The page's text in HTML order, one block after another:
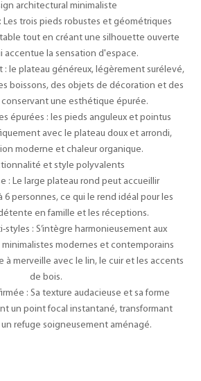
architectural minimaliste
trois pieds robustes et géométriques
tout en créant une silhouette ouverte
accentue la sensation d'espace.
: le plateau généreux, légèrement surélevé,
boissons, des objets de décoration et des
conservant une esthétique épurée.
épurées : les pieds anguleux et pointus
avec le plateau doux et arrondi,
moderne et chaleur organique.
et style polyvalents
: Le large plateau rond peut accueillir
personnes, ce qui le rend idéal pour les
en famille et les réceptions.
: S’intègre harmonieusement aux
minimalistes modernes et contemporains
à merveille avec le lin, le cuir et les accents
de bois.
: Sa texture audacieuse et sa forme
un point focal instantané, transformant
refuge soigneusement aménagé.